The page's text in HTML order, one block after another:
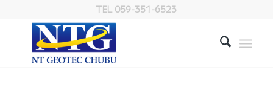
TEL 059-351-6523